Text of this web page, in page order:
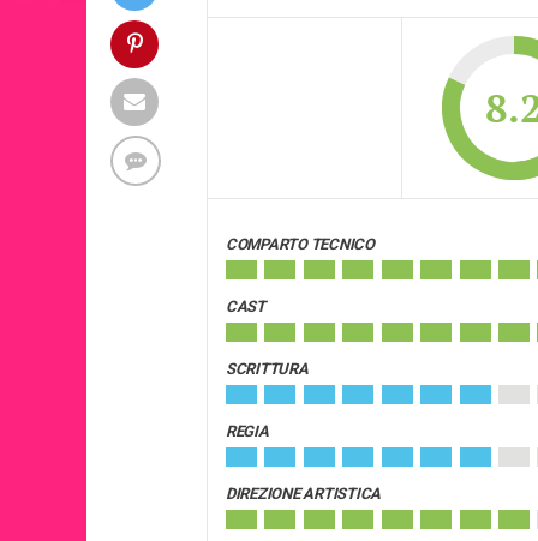
COMPARTO TECNICO
CAST
SCRITTURA
REGIA
DIREZIONE ARTISTICA